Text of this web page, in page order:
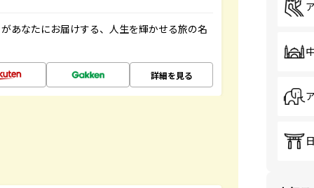
あなたにお届けする、人生を輝かせる旅の名
詳細を見る